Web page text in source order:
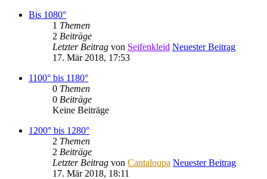
Bis 1080°
1 Themen
2 Beiträge
Letzter Beitrag von Seifenkleid Neuester Beitrag
17. Mär 2018, 17:53
1100° bis 1180°
0 Themen
0 Beiträge
Keine Beiträge
1200° bis 1280°
2 Themen
2 Beiträge
Letzter Beitrag von Cantaloupa Neuester Beitrag
17. Mär 2018, 18:11